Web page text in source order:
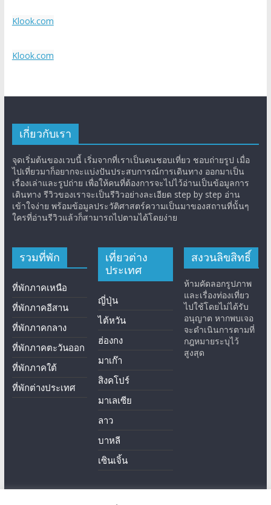
Klook.com
Klook.com
เกี่ยวกับเรา
จุดเริ่มต้นของเวบนี้ เริ่มจากที่เราเป็นคนชอบเที่ยว ชอบถ่ายรูป เมื่อ
ไปเที่ยวมาก็อยากจะแบ่งปันประสบการณ์การเดินทาง ออกมาเป็น
เรื่องเล่าและรูปถ่าย เพื่อให้คนที่ต้องการจะไปไว้อ่านเป็นข้อมูลการ
เดินทาง รีวิวของเราจะเป็นรีวิวอย่างละเอียด step by step อ่าน
เข้าใจง่าย พร้อมข้อมูลประวัติศาสตร์ความเป็นมาของสถานที่นั้นๆ
ใครที่อ่านรีวิวแล้วก็สามารถไปตามได้โดยง่าย
รวมที่พัก
ที่พักภาคเหนือ
ที่พักภาคอีสาน
ที่พักภาคกลาง
ที่พักภาคตะวันออก
ที่พักภาคใต้
ที่พักต่างประเทศ
เที่ยวต่าง
ประเทศ
ญี่ปุ่น
ไต้หวัน
ฮ่องกง
มาเก๊า
สิงคโปร์
มาเลเซีย
ลาว
บาหลี
เซินเจิ้น
สงวนลิขสิทธิ์
ห้ามคัดลอกรูปภาพ
และเรื่องท่องเที่ยว
ไปใช้โดยไม่ได้รับ
อนุญาต หากพบเจอ
จะดำเนินการตามที่
กฎหมายระบุไว้
สูงสุด